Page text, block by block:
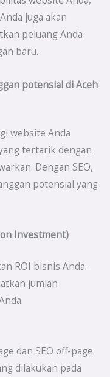
juga akan
peluang Anda
baru.
potensial diAceh
website Anda
tertarik dengan
Dengan SEO,
potensial yang
Investment)
ROI bisnis Anda.
jumlah
dan SEO off-page.
dilakukan pada